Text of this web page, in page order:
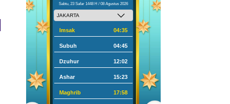
Sabtu, 23 Safar 1448 H / 08 Agustus 2026
Imsak 04:35
Subuh 04:45
Dzuhur 12:02
Ashar 15:23
Maghrib 17:58